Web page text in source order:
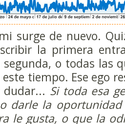
surge de nuevo.
la primera
segunda, o todas las
tiempo. Ese ego
dudar... Si toda esa
darle la
le gusta, o que la